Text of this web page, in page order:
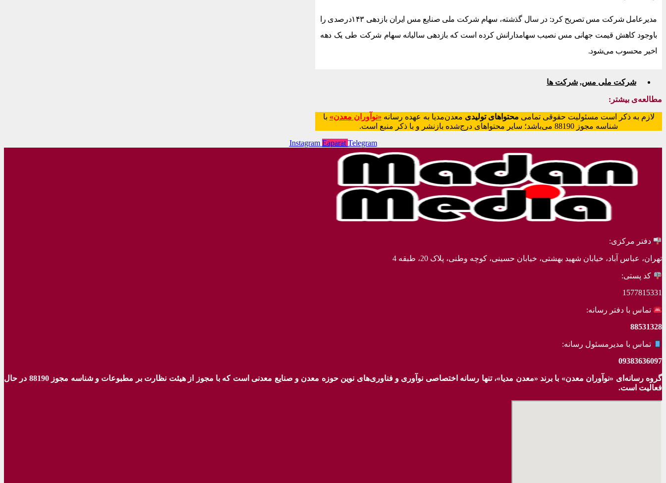
مدیرعامل شرکت مس تصریح کرد: در سال گذشته، سهام شرکت ملی صنایع مس ایران بازدهی ۱۴۳درصدی را
باوجود کاهش قیمت جهانی مس نصیب سهامدارانش کرده است که بازدهی سالیانه سهام شرکت طی یک دهه
اخیر محسوب می‌شود.
شرکت ملی مس, شرکت ها
مطالعه‌ی بیشتر:
لازم به ذکر است مسئولیت حقوقی تمامی محتواهای تولیدی معدن‌مدیا به عهده رسانه «نوآوران معدن» با
شناسه مجوز 88190 می‌باشد؛ سایر محتواهای درج‌شده بازنشر و با ذکر منبع است.
Instagram Eaparat Telegram
دفتر مرکزی:
تهران، عباس آباد، خیابان شهید بهشتی، خیابان حسینی، کوچه وطنی، پلاک 20، طبقه 4
کد پستی:
1577815331
تماس با دفتر رسانه:
88531328
تماس با مدیرمسئول رسانه:
09383636097
گروه رسانه‌ای «نوآوران معدن» با برند «معدن مدیا»، تنها رسانه اختصاصی نوآوری و فناوری‌های نوین حوزه معدن و صنایع معدنی‌ است که با مجوز از هیئت نظارت بر مطبوعات
و شناسه مجوز 88190 در حال
فعالیت است.